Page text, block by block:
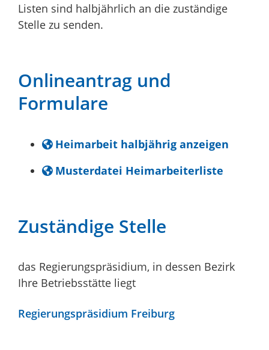
Listen sind halbjährlich an die zuständige
Stelle zu senden.
Onlineantrag und
Formulare
Heimarbeit halbjährig anzeigen
Musterdatei Heimarbeiterliste
Zuständige Stelle
das Regierungspräsidium, in dessen Bezirk
Ihre Betriebsstätte liegt
Regierungspräsidium Freiburg